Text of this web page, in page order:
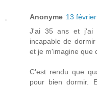
Anonyme 13
J'ai 35 ans et j'ai
incapable de
et je m'imagine que
C'est rendu que
pour bien dormir.